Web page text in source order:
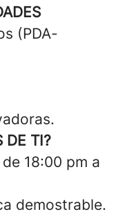
(PDA-
DE TI?
18:00 pm a
demostrable.